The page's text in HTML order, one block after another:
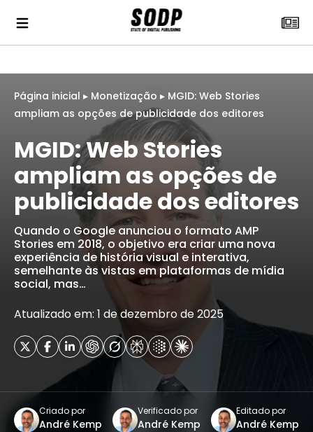
Página inicial ▸ Monetização ▸ MGID: Web Stories
ampliam as opções de publicidade dos editores
MGID: Web Stories
ampliam as opções de
publicidade dos editores
Quando o Google anunciou o formato AMP
Stories em 2018, o objetivo era criar uma nova
experiência de história visual e interativa,
semelhante às vistas em plataformas de mídia
social, mas…
Atualizado em: 1 de dezembro de 2025
Criado por
André Kemp
Verificado por
André Kemp
Editado por
André Kemp